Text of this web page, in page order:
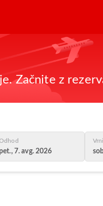
Začnite z
pet., 7. avg. 2026